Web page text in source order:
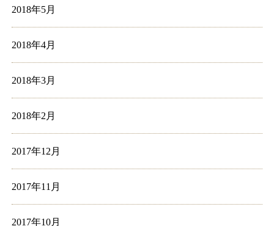
2018年5月
2018年4月
2018年3月
2018年2月
2017年12月
2017年11月
2017年10月